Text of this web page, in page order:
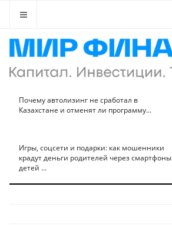
Почему автолизинг не сработал в
Казахстане и отменят ли программу...
Игры, соцсети и подарки: как мошенники
крадут деньги родителей через смартфоны
детей ...